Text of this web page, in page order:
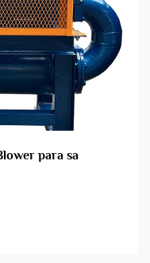
para sa